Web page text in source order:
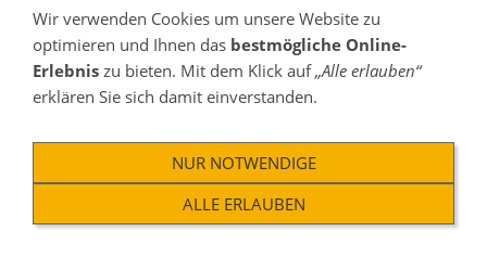
Zudem erhältst du Einblicke in Reinkarnation und
karmische Zusammenhänge. Du lernst, wie
unbestimmte Ängste ihre Wurzeln in früheren
der Rückführung helfen kann, diese Anker zu lösen –
immer mit dem Fokus auf das Leben im Hier und Jetzt.
So wirst du zu einem Medialen Coach, der intuitiv
wahrnimmt, achtsam begleitet und nachhaltige
Wir verwenden Cookies um unsere Website zu
optimieren und Ihnen das bestmögliche Online-
Erlebnis zu bieten. Mit dem Klick auf„Alle erlauben“
erklären Sie sich damit einverstanden.
NUR NOTWENDIGE
ALLE ERLAUBEN